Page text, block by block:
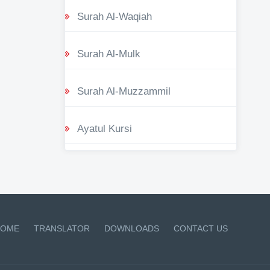
Surah Al-Waqiah
Surah Al-Mulk
Surah Al-Muzzammil
Ayatul Kursi
TRANSLATOR DOWNLOADS CONTACT US